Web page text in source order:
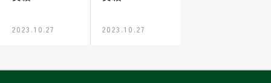
2023.10.27 2023.10.27